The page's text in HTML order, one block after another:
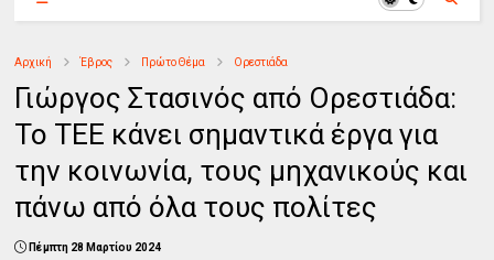
Αρχική Έβρος Πρώτο Θέμα Ορεστιάδα
Γιώργος Στασινός από Ορεστιάδα:
Το ΤΕΕ κάνει σημαντικά έργα για
την κοινωνία, τους μηχανικούς και
πάνω από όλα τους πολίτες
Πέμπτη 28 Μαρτίου 2024